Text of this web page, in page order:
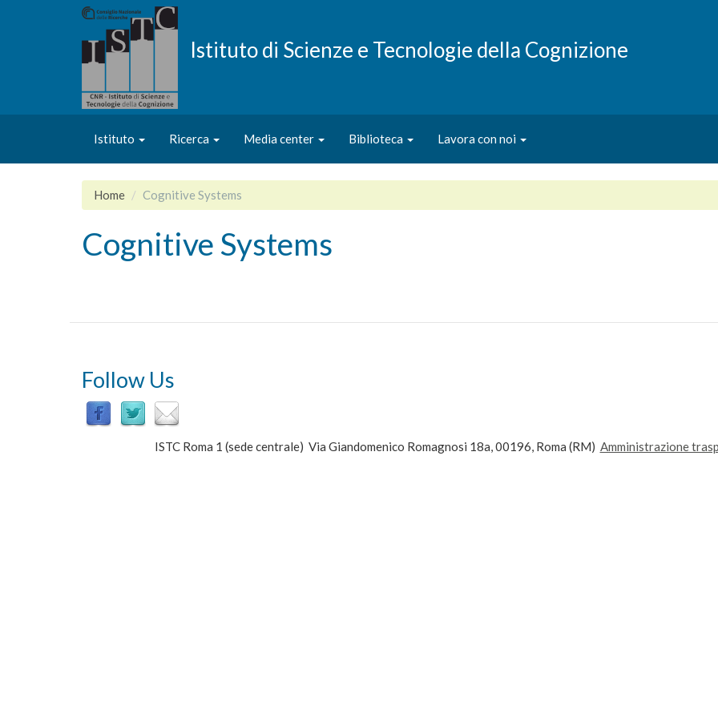
Istituto di Scienze e Tecnologie della Cognizione
Istituto Ricerca Media center Biblioteca Lavora con noi
Home Cognitive Systems
Cognitive Systems
Follow Us
ISTC Roma 1 (sede centrale) Via Giandomenico Romagnosi 18a, 00196, Roma (RM) Amministrazione